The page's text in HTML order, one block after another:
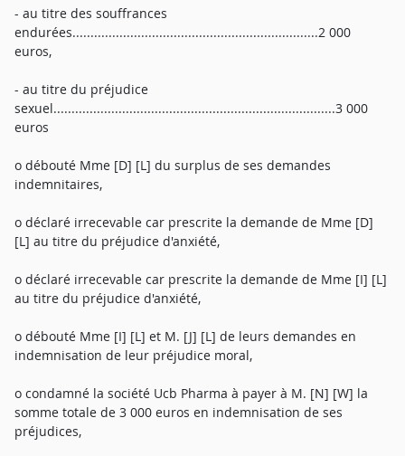
- au titre des souffrances
endurées....................................................................2 000
euros,
- au titre du préjudice
sexuel..............................................................................3 000
euros
o débouté Mme [D] [L] du surplus de ses demandes
indemnitaires,
o déclaré irrecevable car prescrite la demande de Mme [D]
[L] au titre du préjudice d'anxiété,
o déclaré irrecevable car prescrite la demande de Mme [I] [L]
au titre du préjudice d'anxiété,
o débouté Mme [I] [L] et M. [J] [L] de leurs demandes en
indemnisation de leur préjudice moral,
o condamné la société Ucb Pharma à payer à M. [N] [W] la
somme totale de 3 000 euros en indemnisation de ses
préjudices,